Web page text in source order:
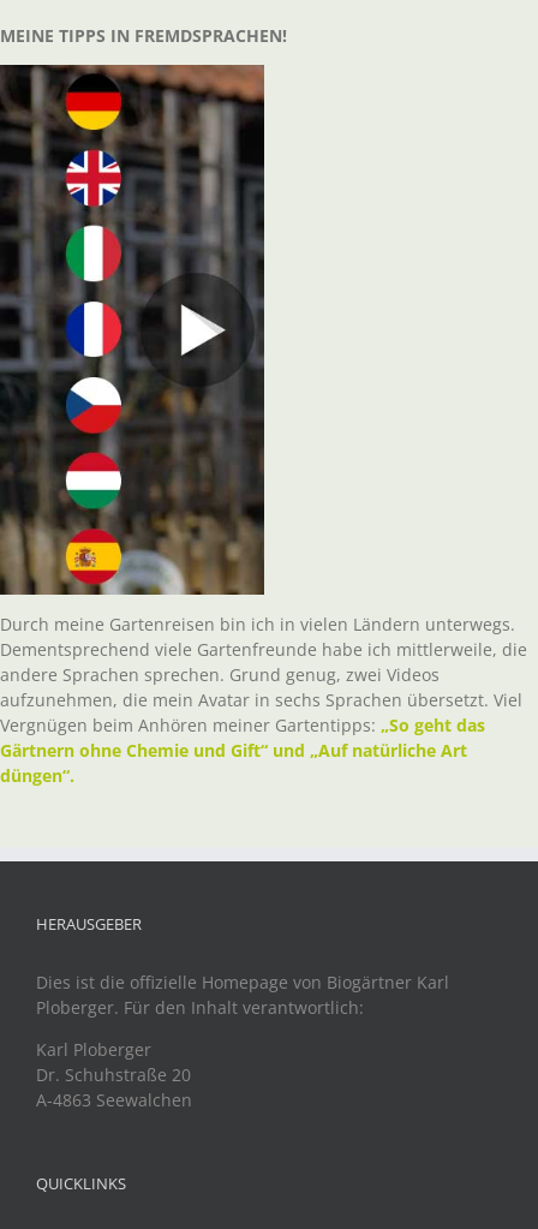
MEINE TIPPS IN FREMDSPRACHEN!
Durch meine Gartenreisen bin ich in vielen Ländern unterwegs.
Dementsprechend viele Gartenfreunde habe ich mittlerweile, die
andere Sprachen sprechen. Grund genug, zwei Videos
aufzunehmen, die mein Avatar in sechs Sprachen übersetzt. Viel
Vergnügen beim Anhören meiner Gartentipps: „So geht das
Gärtnern ohne Chemie und Gift“ und „Auf natürliche Art
düngen“.
HERAUSGEBER
Dies ist die offizielle Homepage von Biogärtner Karl
Ploberger. Für den Inhalt verantwortlich:
Karl Ploberger
Dr. Schuhstraße 20
A-4863 Seewalchen
QUICKLINKS